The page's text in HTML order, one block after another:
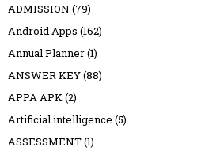
ADMISSION (79)
Android Apps (162)
Annual Planner(1)
ANSWER KEY(88)
APPA APK(2)
Artificial intelligence (5)
ASSESSMENT(1)